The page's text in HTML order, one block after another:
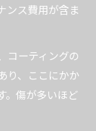
ンス費用が含ま
コーティングの
り、ここにかか
。傷が多いほど